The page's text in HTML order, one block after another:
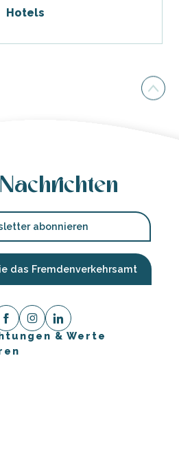
Hotels
abonnieren
das Fremdenverkehrsamt
& Werte